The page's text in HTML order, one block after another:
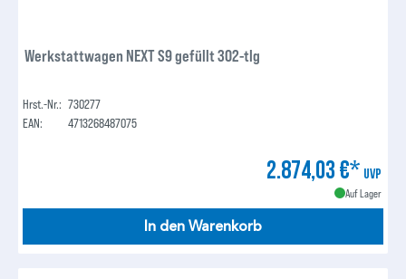
Werkstattwagen NEXT S9 gefüllt 302-tlg
Hrst.-Nr.: 730277
EAN:
4713268487075
2.874,03 €* UVP
Auf Lager
In den Warenkorb